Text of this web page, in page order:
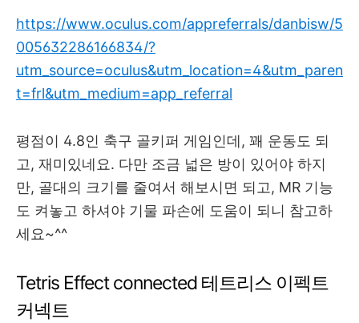
https://www.oculus.com/appreferrals/danbisw/5
005632286166834/?
utm_source=oculus&utm_location=4&utm_paren
t=frl&utm_medium=app_referral
평점이 4.8인 축구 골키퍼 게임인데, 꽤 운동도 되
고, 재미있네요. 다만 조금 넓은 방이 있어야 하지
만, 골대의 크기를 줄여서 해보시면 되고, MR 기능
도 켜놓고 하셔야 기물 파손에 도움이 되니 참고하
세요~^^
Tetris Effect connected 테트리스 이펙트
커넥트